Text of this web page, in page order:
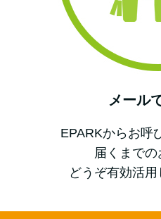
メール
EPARKからお呼
届くまでの
どうぞ有効活用